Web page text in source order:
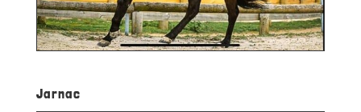
Jarnac